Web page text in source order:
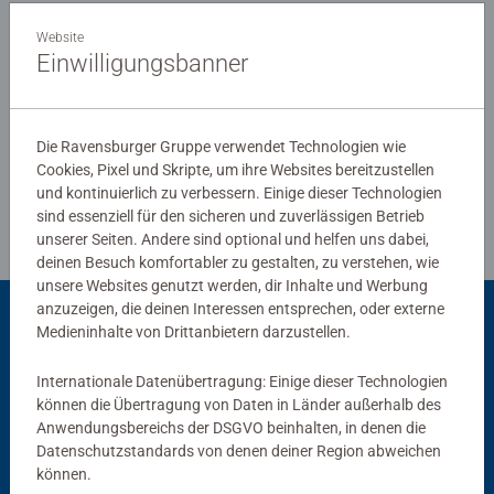
Ravensburg hergestellt werden. Jahrzehntelange
Erfahrung in der Puzzleproduktion, den hohen
eins zum andern passt. Das ist die Ravensburger
Leidenschaft für Qualität.
Verfasse eine Bewertung
Richtlinien für Bewertungen
Passend dazu
Website
Einwilligungsbanner
Die Ravensburger Gruppe verwendet Technologien wie
Cookies, Pixel und Skripte, um ihre Websites bereitzustellen
und kontinuierlich zu verbessern. Einige dieser Technologien
sind essenziell für den sicheren und zuverlässigen Betrieb
unserer Seiten. Andere sind optional und helfen uns dabei,
deinen Besuch komfortabler zu gestalten, zu verstehen, wie
unsere Websites genutzt werden, dir Inhalte und Werbung
anzuzeigen, die deinen Interessen entsprechen, oder externe
Medieninhalte von Drittanbietern darzustellen.
Internationale Datenübertragung: Einige dieser Technologien
können die Übertragung von Daten in Länder außerhalb des
Anwendungsbereichs der DSGVO beinhalten, in denen die
Datenschutzstandards von denen deiner Region abweichen
können.